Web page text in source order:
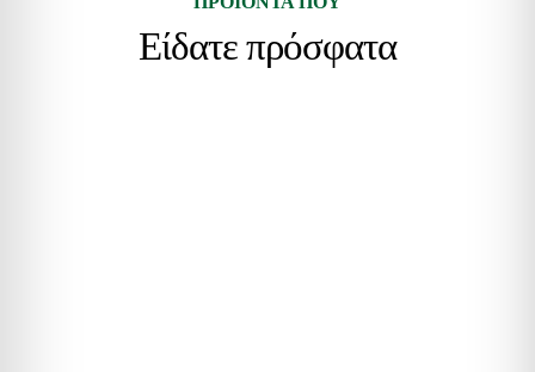
Είδατε πρόσφατα